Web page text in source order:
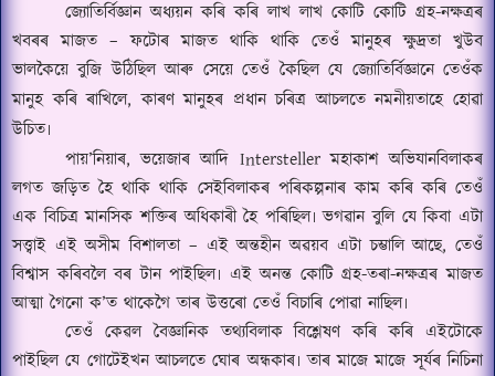
জ্যোতিৰ্বিজ্ঞান অধ্যয়ন কৰি কৰি লাখ লাখ কোটি কোটি গ্ৰহ-নক্ষত্ৰৰ
খবৰৰ মাজত–ফটোৰ মাজত থাকি থাকি তেওঁ মানুহৰ ক্ষুদ্ৰতা খুউব
ভালকৈয়ে বুজি উঠিছিল আৰু সেয়ে তেওঁ কৈছিল যে জ্যোতিৰ্বিজ্ঞানে তেওঁক
মানুহ কৰি ৰাখিলে,কাৰণ মানুহৰ প্ৰধান চৰিত্ৰ আচলতে নমনীয়তাহে হোৱা
উচিত৷
পায়’নিয়াৰ,ভয়েজাৰ আদি Interstellerমহাকাশ অভিযানবিলাকৰ
লগত জড়িত হৈ থাকি থাকি সেইবিলাকৰ পৰিকল্পনাৰ কাম কৰি কৰি তেওঁ
এক বিচিত্ৰ মানসিক শক্তিৰ অধিকাৰী হৈ পৰিছিল৷ ভগৱান বুলি যে কিবা এটা
সত্ত্বাই এই অসীম বিশালতা– এই অন্তহীন অৱয়ব এটা চম্ভালি আছে,তেওঁ
বিশ্বাস কৰিবলৈ বৰ টান পাইছিল৷ এই অনন্ত কোটি গ্ৰহ-তৰা-নক্ষত্ৰৰ মাজত
আত্মা গৈনো ক’ত থাকেগৈ তাৰ উত্তৰো তেওঁ বিচাৰি পোৱা নাছিল৷
তেওঁ কেৱল বৈজ্ঞানিক তথ্যবিলাক বিশ্লেষণ কৰি কৰি এইটোকে
পাইছিল যে গোটেইখন আচলতে ঘোৰ অন্ধকাৰ৷ তাৰ মাজে মাজে সূৰ্যৰ নিচিনা